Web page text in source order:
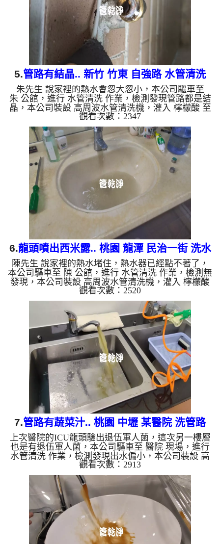
物質，生鏽產生銅...
5.管路有結晶.. 新竹 竹東 自強路 水管清洗
朱先生 說家裡的熱水會忽大忽小，本公司驅車至
朱 公館，進行 水管清洗 作業，檢測發現管路都是結
晶，本公司裝設 高周波水管清洗機，灌入 檸檬酸 至
水管，等了約15分，開啟 水管清洗機 ，啟動 螺旋
波 模式，一開始就流出白色泡沫水，兩個多小時
後，熱水出水恢復正常。 如是自來水，如水管老
化，會產生鐵鏽跟泥沙堆積，洗出來的水就會是咖啡
色，地下水含有氧化錳，管壁上會結成黑色管垢，洗
出來的水會跟石油一樣黑，有些洗出綠色的水，是因
為裡面有銅的物質，生鏽產生銅綠，如是藍色的水，
是因為水龍頭合金的養化造成...
觀看次數：2347
6.龍頭噴出西米露.. 桃園 龍潭 民治一街 洗水
管
陳先生 說家裡的熱水堵住，熱水器已經點不著了，
本公司驅車至 陳 公館，進行 水管清洗 作業，檢測無
發現，本公司裝設 高周波水管清洗機，灌入 檸檬酸
至水管，等了約15分，開啟 水管清洗機 ，啟動 螺旋
波 模式，一開始就流出髒水，還掉出一顆顆異物，
髒水顏色變咖啡色，就像西米露，兩個多小時後，出
水變乾淨熱水出水恢復正常。 如是自來水，如水管
老化，會產生鐵鏽跟泥沙堆積，洗出來的水就會是咖
啡色，地下水含有氧化錳，管壁上會結成黑色管垢，
洗出來的水會跟石油一樣黑，有些洗出綠色的水，是
因為裡面有銅的物質...
觀看次數：2520
7.管路有蔬菜汁.. 桃園 中壢 某醫院 洗管路
上次醫院的ICU龍頭驗出退伍軍人菌，這次另一樓層
也是有退伍軍人菌，本公司驅車至 醫院 現場，進行
水管清洗 作業，檢測發現出水偏小，本公司裝設 高
周波水管清洗機，灌入 檸檬酸 至水管，等了約15
分，開啟 水管清洗機 ，啟動 螺旋波 模式，一開始出
現泥水，突然變成了蔬菜汁，六個多小時後，出水變
乾淨出水量也變大了。 如是自來水，如水管老化，
會產生鐵鏽跟泥沙堆積，洗出來的水就會是咖啡色，
地下水含有氧化錳，管壁上會結成黑色管垢，洗出來
的水會跟石油一樣黑，有些洗出綠色的水，是因為裡
面有銅的物質，生鏽...
觀看次數：2913